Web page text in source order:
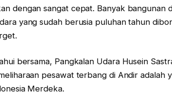
dengan sangat cepat. Banyak bangunan
yang sudah berusia puluhan tahun
bersama, Pangkalan Udara Husein
pesawat terbang di Andir adalah
Merdeka.